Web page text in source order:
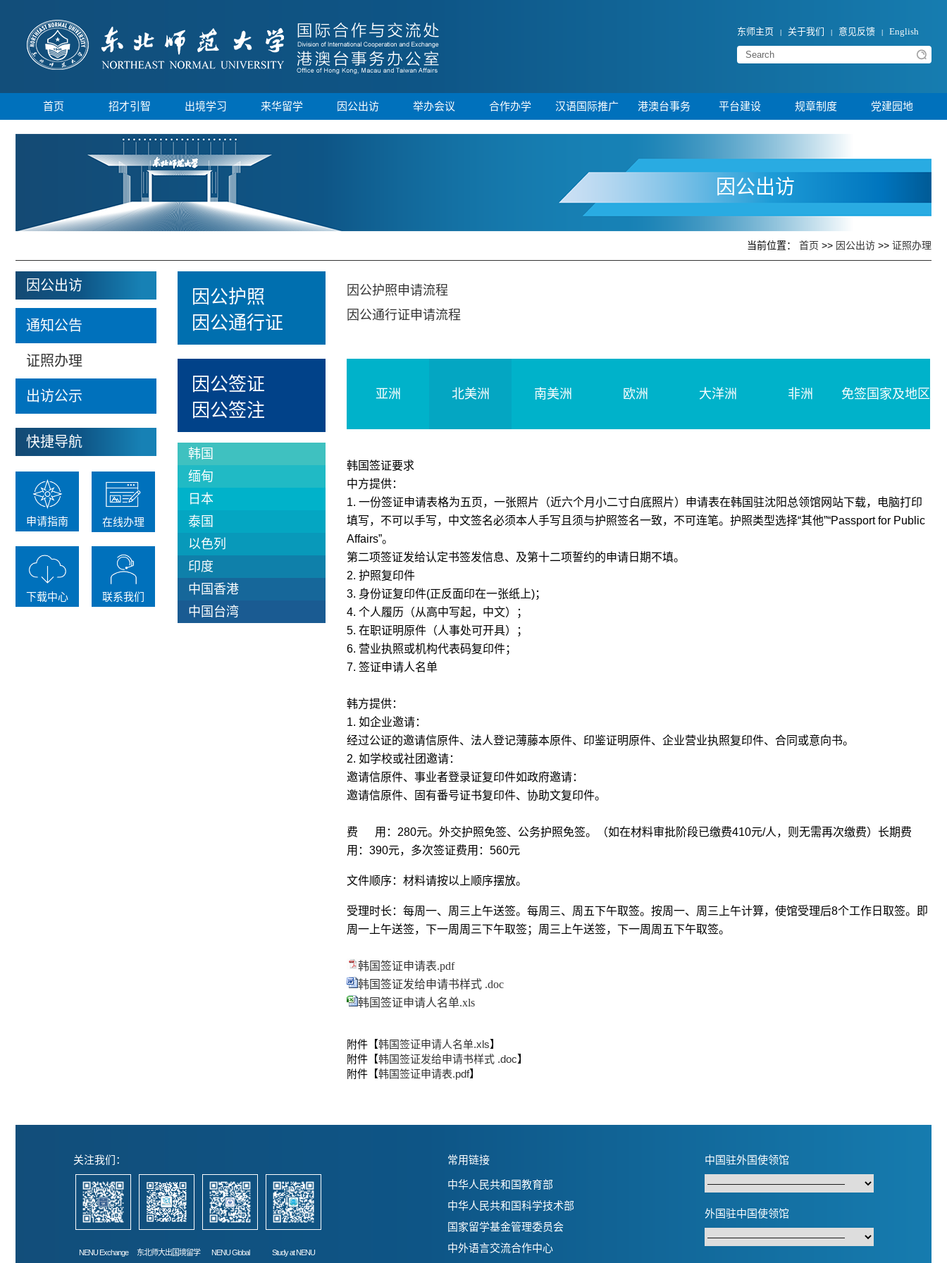
东师主页 关于我们 意见反馈 English
首页 招才引智 出境学习 来华留学 因公出访 举办会议 合作办学 汉语国际推广 港澳台事务 平台建设 规章制度 党建园地
因公出访
当前位置： 首页 >> 因公出访 >> 证照办理
因公出访
通知公告
证照办理
出访公示
快捷导航
申请指南 在线办理
下载中心 联系我们
关注我们：
NENU Exchange 东北师大出国境留学 NENU Global Study at NENU
常用链接
中华人民共和国教育部
中华人民共和国科学技术部
国家留学基金管理委员会
中外语言交流合作中心
中国驻外国使领馆
外国驻中国使领馆